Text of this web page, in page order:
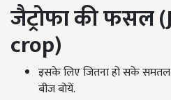
जैट्रोफा की फसल (
crop)
इसके लिए जितना हो सके समतल
बीज बोयें.